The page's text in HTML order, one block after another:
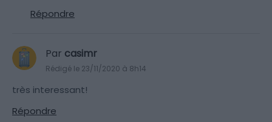
Répondre
Par casimr
Rédigé le 23/11/2020 à 8h14
très interessant!
Répondre